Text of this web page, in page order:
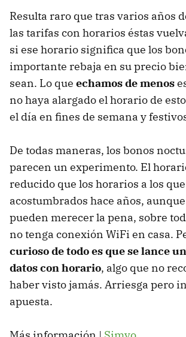
Resulta raro que tras varios años
las tarifas con horarios éstas
si ese horario significa que los
importante rebaja en su precio
sean. Lo que echamos de menos
no haya alargado el horario de
el día en fines de semana y
De todas maneras, los bonos
parecen un experimento. El
reducido que los horarios a los
acostumbrados hace años,
pueden merecer la pena, sobre
no tenga conexión WiFi en casa.
curioso de todo es que se lance
datos con horario, algo que no
haber visto jamás. Arriesga pero
apuesta.